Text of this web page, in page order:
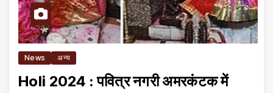
News अन्य
Holi 2024 : पवित्र नगरी अमरकंटक में